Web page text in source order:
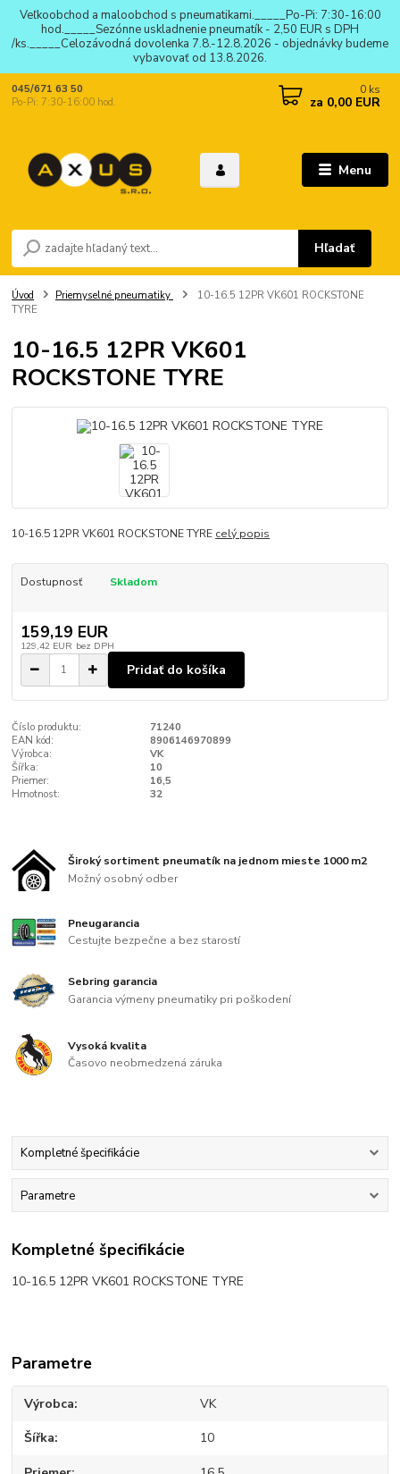
Veľkoobchod a maloobchod s pneumatikami._____Po-Pi: 7:30-16:00
hod._____Sezónne uskladnenie pneumatík - 2,50 EUR s DPH
/ks._____Celozávodná dovolenka 7.8.-12.8.2026 - objednávky budeme
vybavovať od 13.8.2026.
Menu
Hľadať
045/671 63 50
Po-Pi: 7:30-16:00 hod.
0 ks
za 0,00 EUR
Úvod Priemyselné pneumatiky
10-16.5 12PR VK601 ROCKSTONE
TYRE
10-16.5 12PR VK601
ROCKSTONE TYRE
10-16.5 12PR VK601 ROCKSTONE TYRE celý popis
Dostupnosť Skladom
159,19 EUR
129,42 EUR bez DPH
Pridať do košíka
Číslo produktu:
71240
EAN kód:
8906146970899
Výrobca:
VK
Šířka:
10
Priemer:
16,5
Hmotnost:
32
Široký sortiment pneumatík na jednom mieste 1000 m2
Možný osobný odber
Pneugarancia
Cestujte bezpečne a bez starostí
Sebring garancia
Garancia výmeny pneumatiky pri poškodení
Vysoká kvalita
Časovo neobmedzená záruka
Kompletné špecifikácie
Parametre
Kompletné špecifikácie
10-16.5 12PR VK601 ROCKSTONE TYRE
Parametre
Výrobca VK
Šířka 10